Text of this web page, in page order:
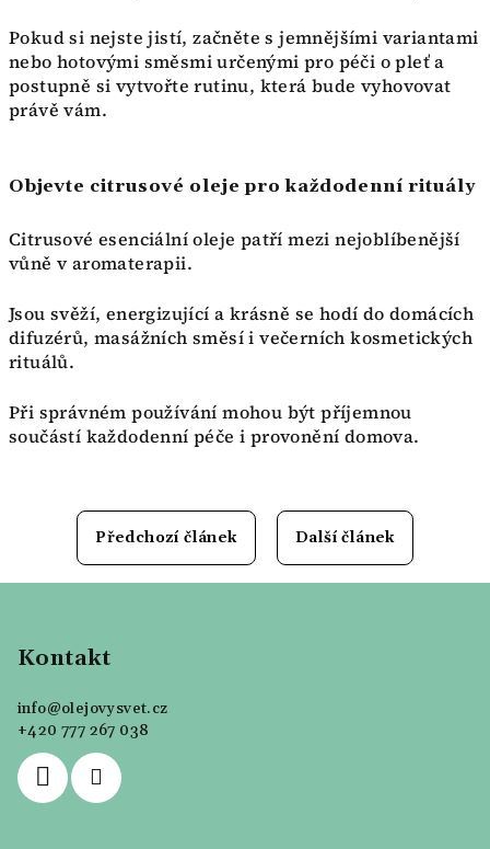
Pokud si nejste jistí, začněte s jemnějšími variantami
nebo hotovými směsmi určenými pro péči o pleť a
postupně si vytvořte rutinu, která bude vyhovovat
právě vám.
Objevte citrusové oleje pro každodenní rituály
Citrusové esenciální oleje patří mezi nejoblíbenější
vůně v aromaterapii.
Jsou svěží, energizující a krásně se hodí do domácích
difuzérů, masážních směsí i večerních kosmetických
rituálů.
Při správném používání mohou být příjemnou
součástí každodenní péče i provonění domova.
Předchozí článek Další článek
Kontakt
info@olejovysvet.cz
+420 777 267 038